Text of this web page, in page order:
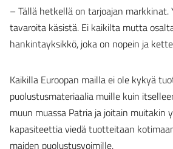
– Tällä hetkellä on tarjoajan markkinat.
tavaroita käsistä. Ei kaikilta mutta
hankintayksikkö, joka on nopein ja
Kaikilla Euroopan mailla ei ole kykyä
puolustusmateriaalia muille kuin
muun muassa Patria ja joitain muitakin
kapasiteettia viedä tuotteitaan
maiden puolustusvoimille.